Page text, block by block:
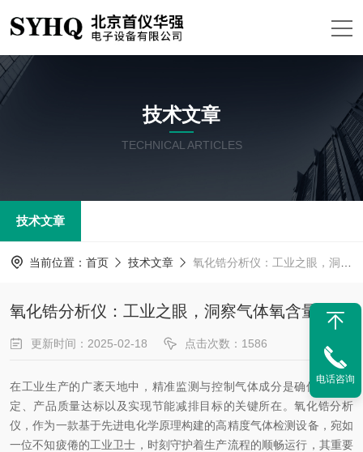
技术文章
TECHNICAL ARTICLES
技术文章
当前位置： 首页 技术文章 氧化锆分析仪：工业之眼，洞察气体氧含量
氧化锆分析仪：工业之眼，洞察气体氧含量
更新时间：2025-02-18 点击次数：1586
在工业生产的广袤天地中，精准监测与控制气体成分是确保工艺稳
定、产品质量达标以及实现节能减排目标的关键所在。氧化锆分析
仪，作为一款基于先进电化学原理构建的高精度气体检测设备，宛如
一位不知疲倦的工业卫士，时刻守护着生产流程的顺畅运行，其重要
电话咨询